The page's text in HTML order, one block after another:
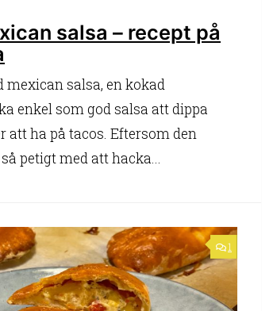
salsa – recept på
mexican salsa, en kokad
enkel som god salsa att dippa
att ha på tacos. Eftersom den
petigt med att hacka...
1